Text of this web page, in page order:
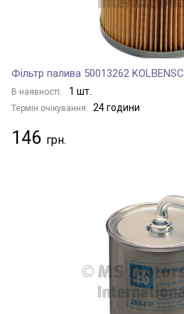
Фільтр палива 50013262
В наявності: 1 шт.
Термін очікування: 24 години
146